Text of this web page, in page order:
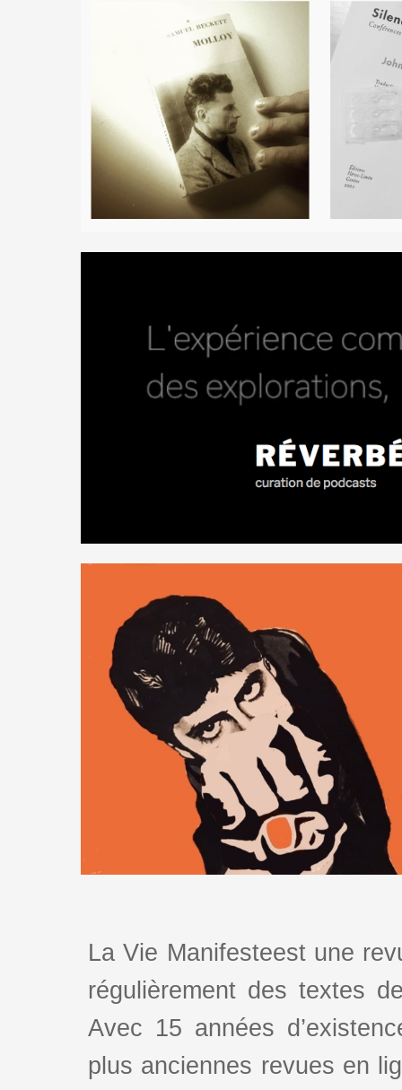
La Vie Manifesteest une
régulièrement des textes
Avec 15 années
plus anciennes revues en